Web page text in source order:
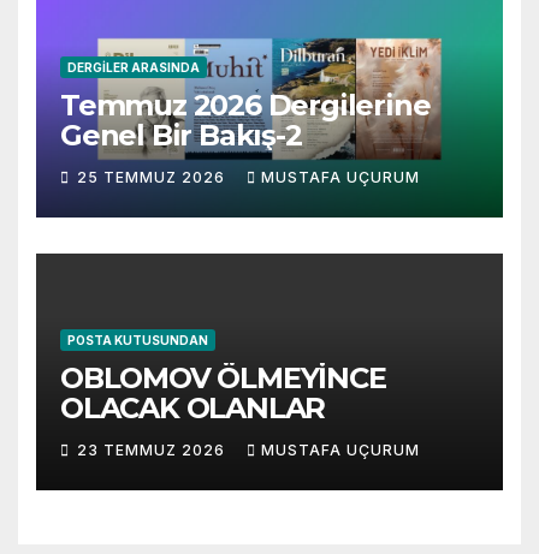
DERGILER ARASINDA
Temmuz 2026 Dergilerine
Genel Bir Bakış-2
25 TEMMUZ 2026 MUSTAFA UÇURUM
POSTA KUTUSUNDAN
OBLOMOV ÖLMEYİNCE
OLACAK OLANLAR
23 TEMMUZ 2026 MUSTAFA UÇURUM